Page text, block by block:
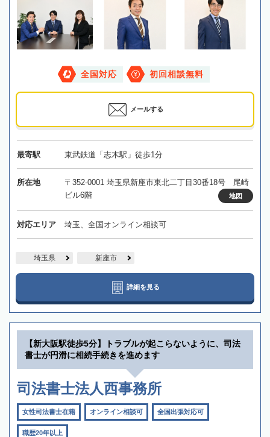
全国対応 初回相談無料
メールする
最寄駅 東武鉄道「志木駅」徒歩1分
所在地
〒352-0001 埼玉県新座市東北二丁目30番18号 尾崎
ビル6階
地図
対応エリア 埼玉、全国オンライン相談可
埼玉県 新座市
詳細を見る
【新大阪駅徒歩5分】トラブルが起こらないように、司法
書士が円滑に相続手続きを進めます
司法書士法人西事務所
女性司法書士在籍 オンライン相談可 全国出張対応可
職歴20年以上